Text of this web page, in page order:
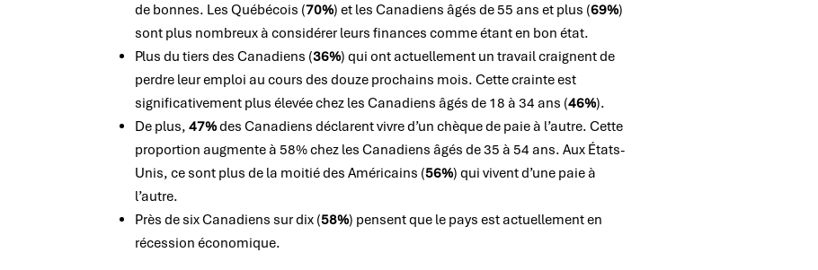
de bonnes. Les Québécois (70%) et les Canadiens âgés de 55 ans et plus (69%)
sont plus nombreux à considérer leurs finances comme étant en bon état.
Plus du tiers des Canadiens (36%) qui ont actuellement un travail craignent de
perdre leur emploi au cours des douze prochains mois. Cette crainte est
significativement plus élevée chez les Canadiens âgés de 18 à 34 ans (46%).
De plus,47%des Canadiens déclarent vivre d’un chèque de paie à l’autre. Cette
proportion augmente à 58% chez les Canadiens âgés de 35 à 54 ans. Aux États-
Unis, ce sont plus de la moitié des Américains (56%) qui vivent d’une paie à
l’autre.
Près de six Canadiens sur dix (58%) pensent que le pays est actuellement en
récession économique.